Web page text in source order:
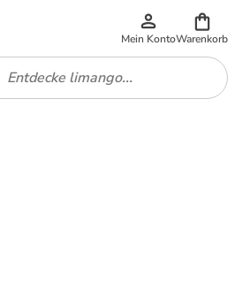
Mein KontoWarenkorb